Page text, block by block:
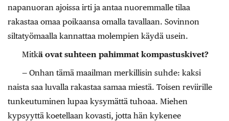
napanuoran ajoissa irti ja antaa nuoremmalle tilaa
rakastaa omaa poikaansa omalla tavallaan. Sovinnon
siltatyömaalla kannattaa molempien käydä usein.
Mitkä ovat suhteen pahimmat kompastuskivet?
— Onhan tämä maailman merkillisin suhde: kaksi
naista saa luvalla rakastaa samaa miestä. Toisen reviirille
tunkeutuminen lupaa kysymättä tuhoaa. Miehen
kypsyyttä koetellaan kovasti, jotta hän kykenee